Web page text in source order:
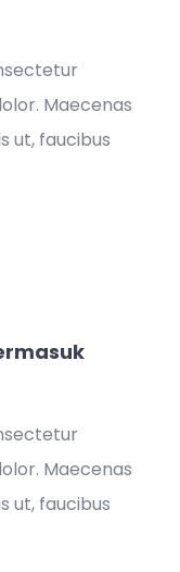
Maecenas
ut, faucibus
Maecenas
ut, faucibus